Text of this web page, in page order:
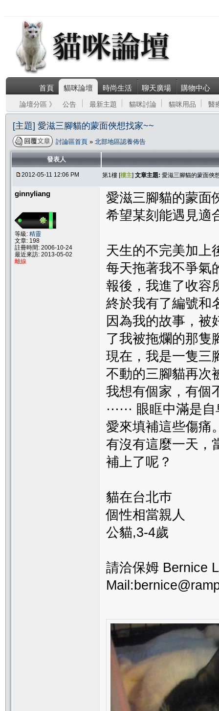
首頁 貓咪論壇 時尚生活 聊天廣場 購物中心
論壇分區 》 公告 最新主題 貓咪討論 貓咪用品 醫
[主題] 愛滋三腳貓的蒙面俠想找家~~
討論區首頁 » 北部地區認養佈告
發表人
2012-05-11 12:06 PM 第1樓 [樓主] 文章主題: 愛滋三腳貓的蒙面俠
ginnyliang
等級: 精靈
文章: 198
註冊時間: 2006-10-24
最近來訪: 2013-05-02
離線
愛滋三腳貓的蒙面
希望某刻能遇見適
天生的不完美加上
每天拖著我不爭氣
報後，我進了收容
終於我有了編號和
因為我的故事，被
了我被拖爛的那隻
現在，我是一隻三
不動的三腳貓再次
我想有個家，有個
⋯⋯ 眼眶中滿是自
愛來填補這些傷痛
有沒有這麼一天，
補上了呢？
貓在台北巿
個性相當親人
公貓,3-4歲
請洽保姆 Bernice